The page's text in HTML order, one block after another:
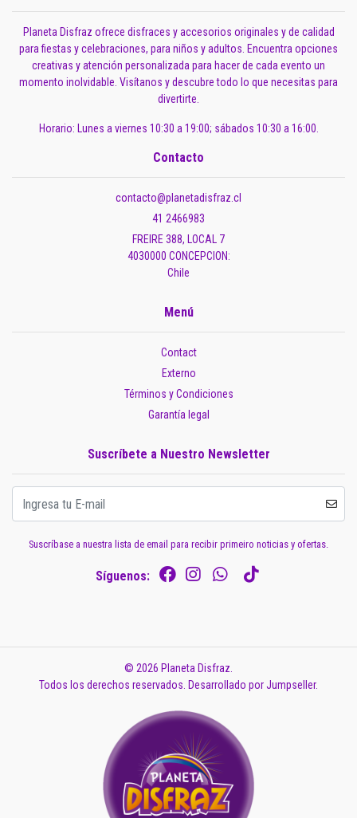
Planeta Disfraz ofrece disfraces y accesorios originales y de calidad
para fiestas y celebraciones, para niños y adultos. Encuentra opciones
creativas y atención personalizada para hacer de cada evento un
momento inolvidable. Visítanos y descubre todo lo que necesitas para
divertirte.
Horario: Lunes a viernes 10:30 a 19:00; sábados 10:30 a 16:00.
Contacto
contacto@planetadisfraz.cl
41 2466983
FREIRE 388, LOCAL 7
4030000 CONCEPCION:
Chile
Menú
Contact
Externo
Términos y Condiciones
Garantía legal
Suscríbete a Nuestro Newsletter
Suscríbase a nuestra lista de email para recibir primeiro noticias y ofertas.
Síguenos:
© 2026 Planeta Disfraz.
Todos los derechos reservados. Desarrollado por Jumpseller.